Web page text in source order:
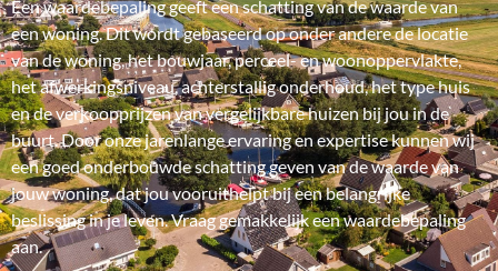
Een waardebepaling geeft een schatting van de waarde van
een woning. Dit wordt gebaseerd op onder andere de locatie
van de woning, het bouwjaar, perceel- en woonoppervlakte,
het afwerkingsniveau, achterstallig onderhoud, het type huis
en de verkoopprijzen van vergelijkbare huizen bij jou in de
buurt. Door onze jarenlange ervaring en expertise kunnen wij
een goed onderbouwde schatting geven van de waarde van
jouw woning, dat jou vooruithelpt bij een belangrijke
beslissing in je leven. Vraag gemakkelijk een waardebepaling
aan.